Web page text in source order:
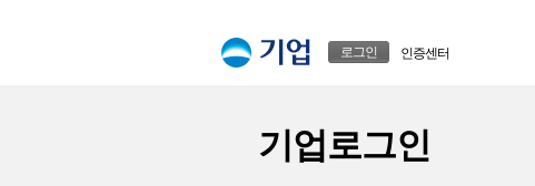
로그인 인증센터
기업로그인